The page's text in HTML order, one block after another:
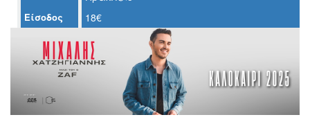
ΤΟΠΟΣ
ΜΑΣ
ΠΟΛΙΤΙΣΜΟΣ
Είσοδος 18€